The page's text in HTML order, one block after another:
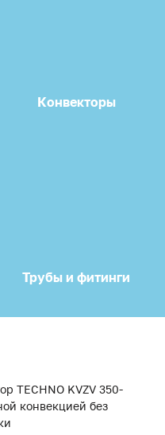
Конвекторы
Трубы и фитинги